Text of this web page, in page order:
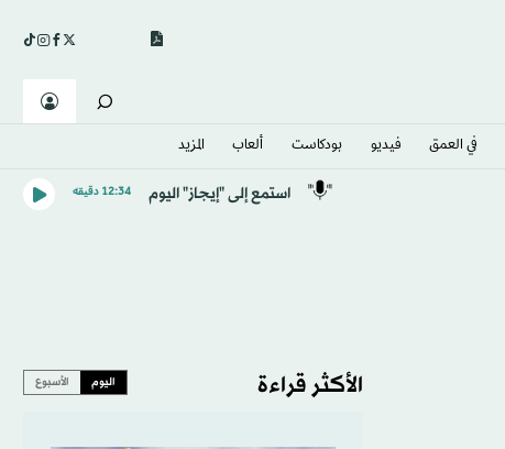
في العمق فيديو بودكاست ألعاب المزيد
استمع إلى "إيجاز" اليوم 12:34 دقيقه
الأكثر قراءة اليوم الأسبوع